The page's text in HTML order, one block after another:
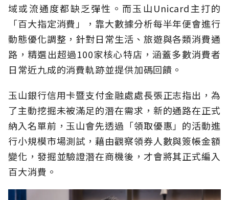
域或流通度都缺乏彈性。而玉山Unicard主打的
「百大指定消費」，靠大數據分析每半年便會進行
動態優化調整，針對日常生活、旅遊與各類消費通
路，精選出超過100家核心特店，涵蓋多數消費者
日常近九成的消費軌跡並提供加碼回饋。
玉山銀行信用卡暨支付金融處處長張正志指出，為
了主動挖掘未被滿足的潛在需求，新的通路在正式
納入名單前，玉山會先透過「領取優惠」的活動進
行小規模市場測試，藉由觀察領券人數與簽帳金額
變化，發掘並驗證潛在商機後，才會將其正式編入
百大消費。